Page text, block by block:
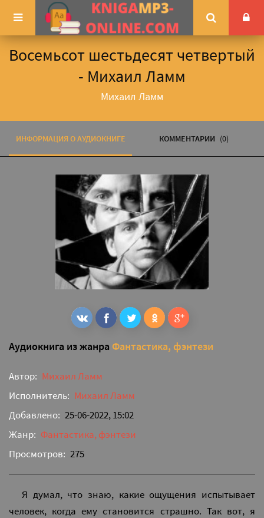
Восемьсот шестьдесят четвертый
- Михаил Ламм
Михаил Ламм
ИНФОРМАЦИЯ О АУДИОКНИГЕ КОММЕНТАРИИ (0)
Аудиокнига из жанра Фантастика, фэнтези
Автор: Михаил Ламм
Исполнитель: Михаил Ламм
Добавлено: 25-06-2022, 15:02
Жанр: Фантастика, фэнтези
Просмотров: 275
Я думал, что знаю, какие ощущения испытывает
человек, когда ему становится страшно. Так вот, я